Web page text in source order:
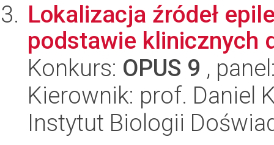
Lokalizacja źródeł
podstawie klinicznych
Konkurs: OPUS 9 ,
Kierownik: prof. Daniel
Instytut Biologii